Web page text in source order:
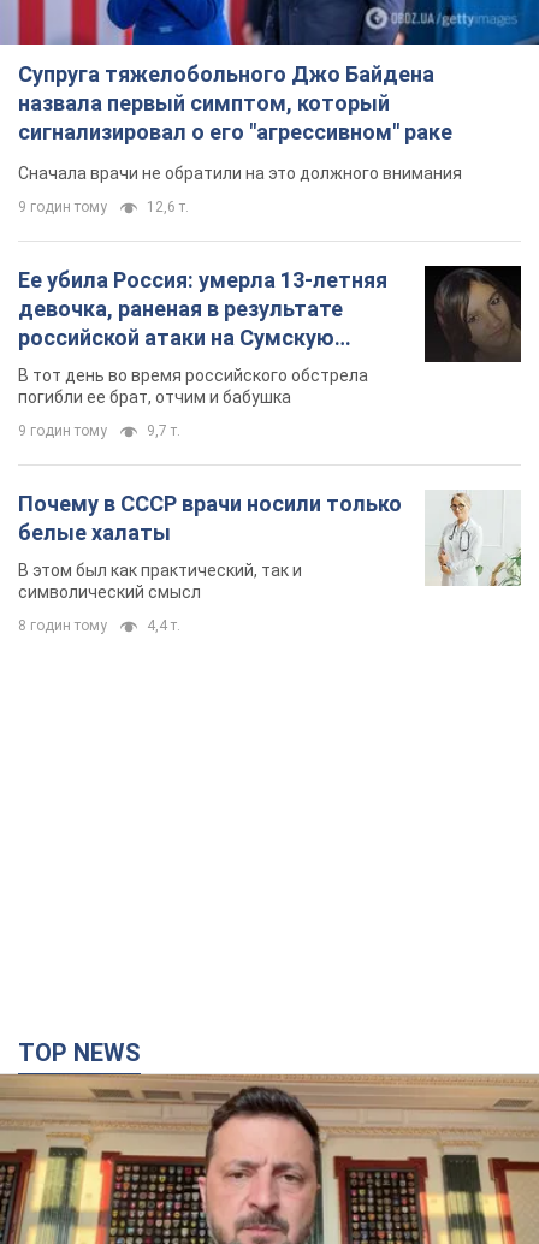
Супруга тяжелобольного Джо Байдена
назвала первый симптом, который
сигнализировал о его "агрессивном" раке
Сначала врачи не обратили на это должного внимания
9 годин тому 12,6 т.
Ее убила Россия: умерла 13-летняя
девочка, раненая в результате
российской атаки на Сумскую
область. Фото
В тот день во время российского обстрела
погибли ее брат, отчим и бабушка
9 годин тому 9,7 т.
Почему в СССР врачи носили только
белые халаты
В этом был как практический, так и
символический смысл
8 годин тому 4,4 т.
TOP NEWS